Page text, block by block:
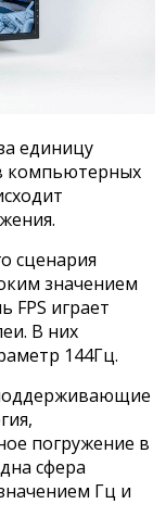
единицу
компьютерных
сценария
значением
FPS играет
В них
144Гц.
погружение в
сфера
Гц и